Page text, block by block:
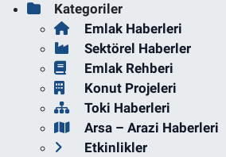
Kategoriler
Emlak Haberleri
Sektörel Haberler
Emlak Rehberi
Konut Projeleri
Toki Haberleri
Arsa – Arazi Haberleri
Etkinlikler